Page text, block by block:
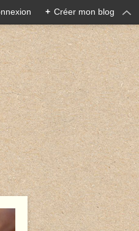
+ Créer mon blog